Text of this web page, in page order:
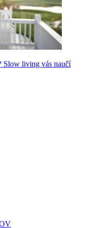
Slow living vás naučí